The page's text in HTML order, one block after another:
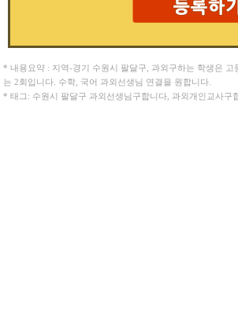
* 내용요약 : 지역-경기 수원시 팔달구, 과외구하는 학생은
는 2회입니다. 수학, 국어 과외선생님 연결을 원합니다.
* 태그: 수원시 팔달구 과외선생님구합니다, 과외개인교사구